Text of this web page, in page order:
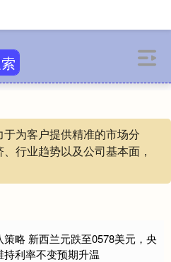
为客户提供精准的市场分
行业趋势以及公司基本面，
策略 新西兰元跌至0578美元，央
持利率不变预期升温